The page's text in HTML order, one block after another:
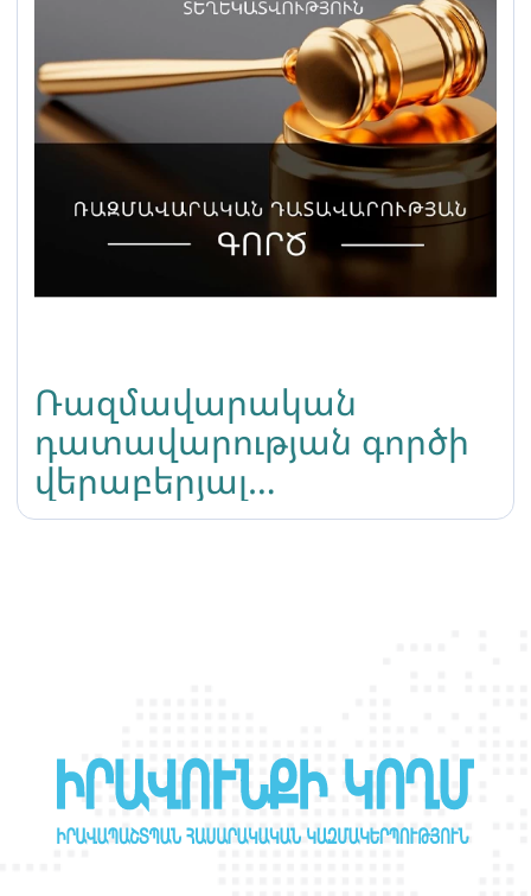
Ռազմավարական
դատավարության գործի
վերաբերյալ
տեղեկատվություն